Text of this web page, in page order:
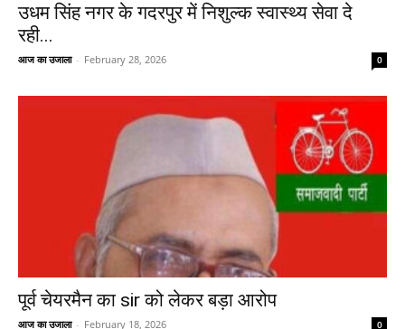
उधम सिंह नगर के गदरपुर में निशुल्क स्वास्थ्य सेवा दे
रही...
आज का उजाला - February 28, 2026 0
पूर्व चेयरमैन का sir को लेकर बड़ा आरोप
आज का उजाला - February 18, 2026 0